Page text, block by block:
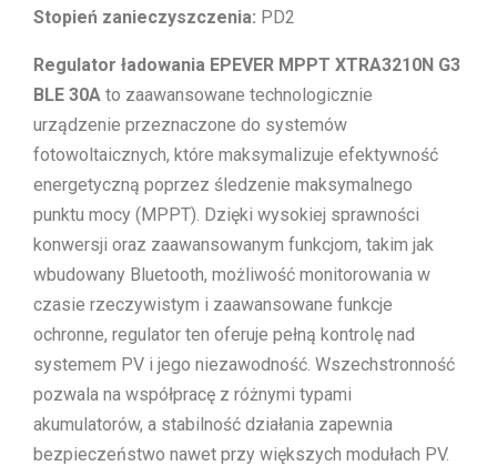
Stopień zanieczyszczenia: PD2
Regulator ładowania EPEVER MPPT XTRA3210N G3
BLE 30A to zaawansowane technologicznie
urządzenie przeznaczone do systemów
fotowoltaicznych, które maksymalizuje efektywność
energetyczną poprzez śledzenie maksymalnego
punktu mocy (MPPT). Dzięki wysokiej sprawności
konwersji oraz zaawansowanym funkcjom, takim jak
wbudowany Bluetooth, możliwość monitorowania w
czasie rzeczywistym i zaawansowane funkcje
ochronne, regulator ten oferuje pełną kontrolę nad
systemem PV i jego niezawodność. Wszechstronność
pozwala na współpracę z różnymi typami
akumulatorów, a stabilność działania zapewnia
bezpieczeństwo nawet przy większych modułach PV.